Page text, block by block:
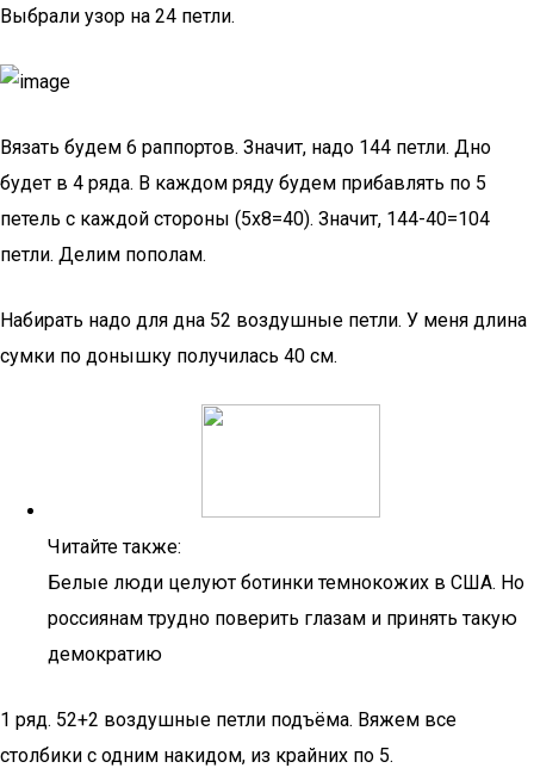
Выбрали узор на 24 петли.
Вязать будем 6 раппортов. Значит, надо 144 петли. Дно
будет в 4 ряда. В каждом ряду будем прибавлять по 5
петель с каждой стороны (5х8=40). Значит, 144-40=104
петли. Делим пополам.
Набирать надо для дна 52 воздушные петли. У меня длина
сумки по донышку получилась 40 см.
Читайте также:
Белые люди целуют ботинки темнокожих в США. Но
россиянам трудно поверить глазам и принять такую
демократию
1 ряд. 52+2 воздушные петли подъёма. Вяжем все
столбики с одним накидом, из крайних по 5.